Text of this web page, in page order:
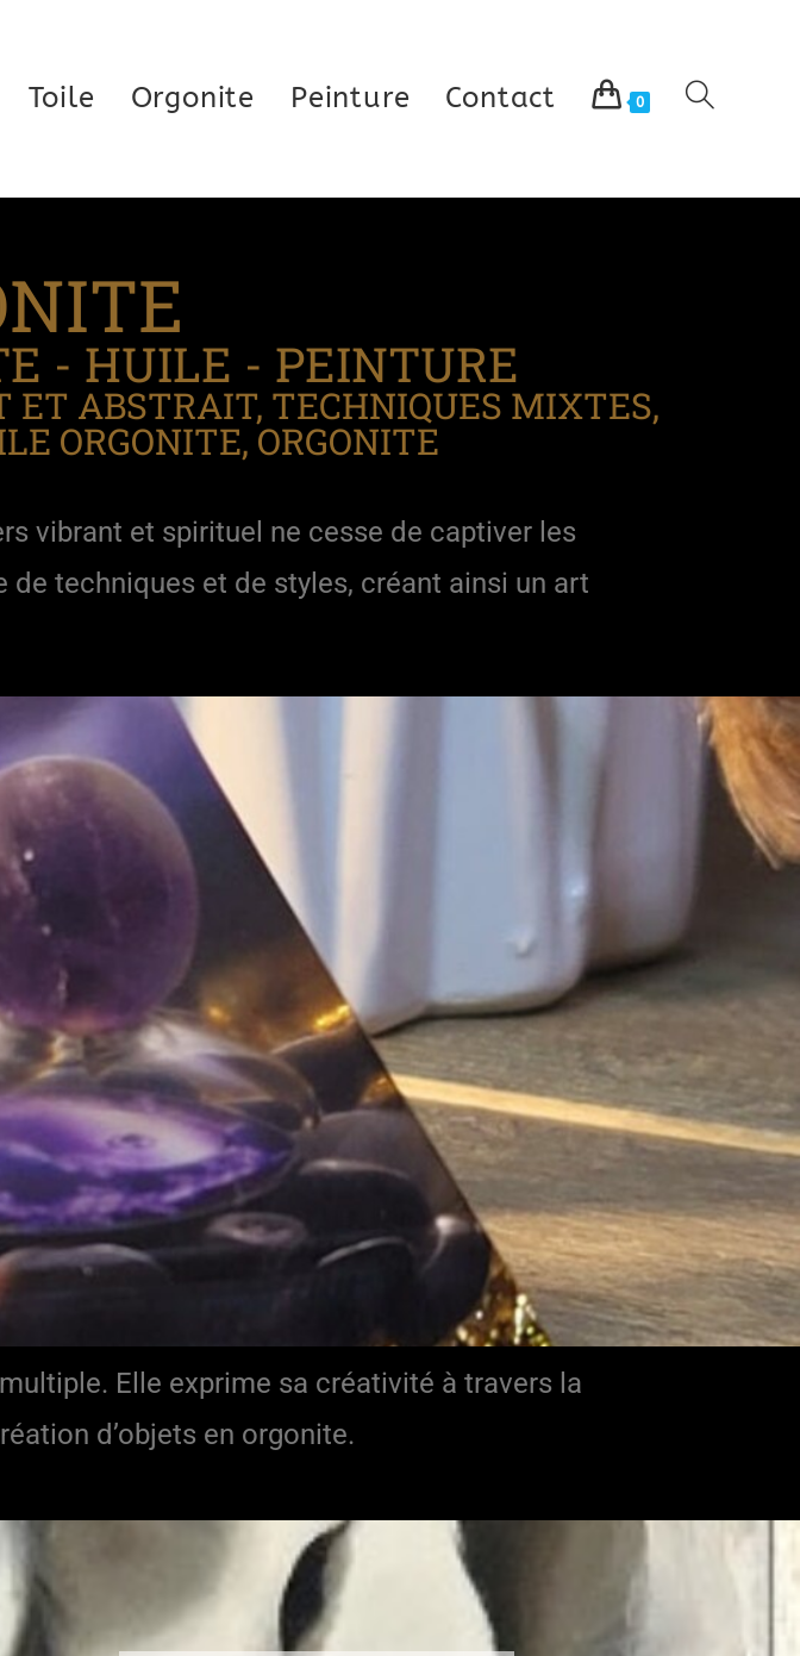
Toile Orgonite Peinture Contact 0
- HUILE - PEINTURE
ABSTRAIT, TECHNIQUES MIXTES,
ORGONITE, ORGONITE
vibrant et spirituel ne cesse de captiver les
techniques et de styles, créant ainsi un art
Elle exprime sa créativité à travers la
d’objets en orgonite.